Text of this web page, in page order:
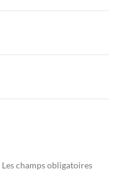
Les champs obligatoires